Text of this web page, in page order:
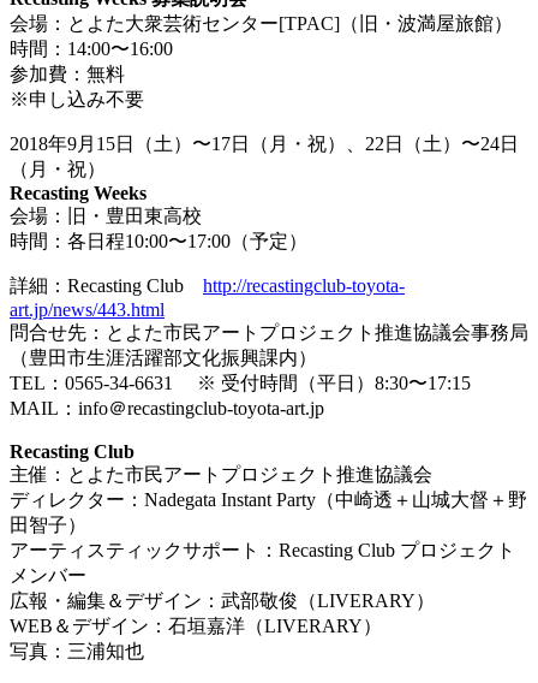
会場：とよた大衆芸術センター[TPAC]（旧・波満屋旅館）
時間：14:00〜16:00
参加費：無料
※申し込み不要
2018年9月15日（土）〜17日（月・祝）、22日（土）〜24日
（月・祝）
Recasting Weeks
会場：旧・豊田東高校
時間：各日程10:00〜17:00（予定）
詳細：Recasting Club http://recastingclub-toyota-
art.jp/news/443.html
問合せ先：とよた市民アートプロジェクト推進協議会事務局
（豊田市生涯活躍部文化振興課内）
TEL：0565-34-6631 ※ 受付時間（平日）8:30〜17:15
MAIL：info＠recastingclub-toyota-art.jp
Recasting Club
主催：とよた市民アートプロジェクト推進協議会
ディレクター：Nadegata Instant Party（中崎透＋山城大督＋野
田智子）
アーティスティックサポート：Recasting Club プロジェクト
メンバー
広報・編集＆デザイン：武部敬俊（LIVERARY）
WEB＆デザイン：石垣嘉洋（LIVERARY）
写真：三浦知也